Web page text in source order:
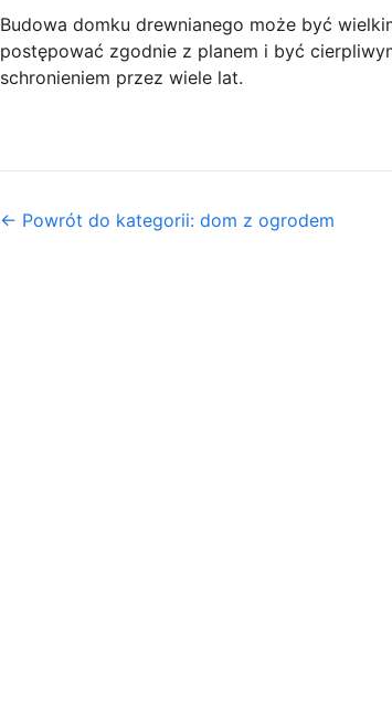
Budowa domku drewnianego może być
postępować zgodnie z planem i być
schronieniem przez wiele lat.
← Powrót do kategorii: dom z ogrodem